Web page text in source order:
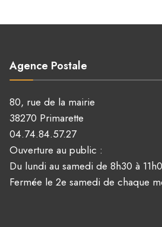
Agence Postale
80, rue de la mairie
38270 Primarette
04.74.84.57.27
Ouverture au public :
Du lundi au samedi de 8h30 à
Fermée le 2e samedi de chaque